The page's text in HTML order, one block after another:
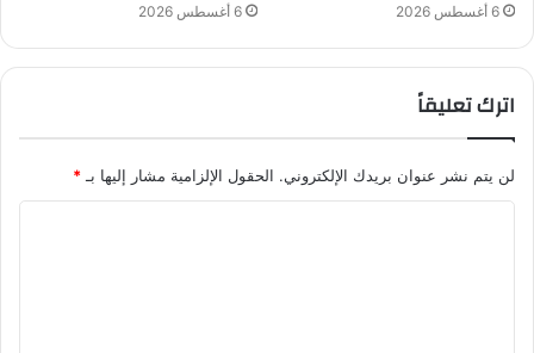
6 أغسطس 2026 6 أغسطس 2026
اترك تعليقاً
لن يتم نشر عنوان بريدك الإلكتروني. الحقول الإلزامية مشار إليها بـ *